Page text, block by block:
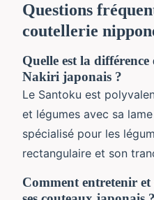
Questions
coutellerie
Quelle est la
Nakiri japonais ?
Le Santoku est
et légumes avec sa
spécialisé pour les
rectangulaire et son
Comment entretenir